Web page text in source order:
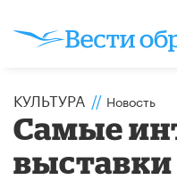
КУЛЬТУРА // Новость
Самые